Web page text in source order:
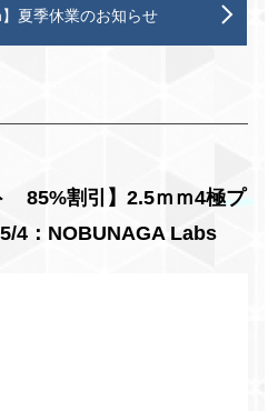
】夏季休業のお知らせ
85%割引】2.5ｍｍ4極プ
4：NOBUNAGA Labs